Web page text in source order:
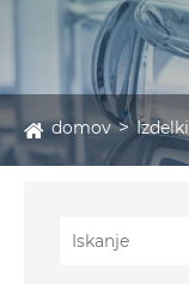
domov Izdelki